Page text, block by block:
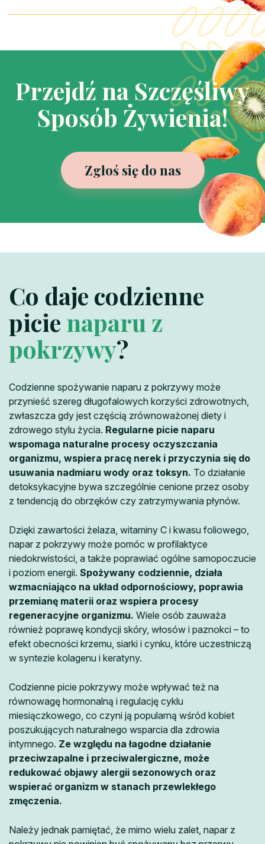
Przejdź na Szczęśliwy
Sposób Żywienia!
Zgłoś się do nas
Co daje codzienne
picie naparu z
pokrzywy?
Codzienne spożywanie naparu z pokrzywy może
przynieść szereg długofalowych korzyści zdrowotnych,
zwłaszcza gdy jest częścią zrównoważonej diety i
zdrowego stylu życia. Regularne picie naparu
wspomaga naturalne procesy oczyszczania
organizmu, wspiera pracę nerek i przyczynia się do
usuwania nadmiaru wody oraz toksyn. To działanie
detoksykacyjne bywa szczególnie cenione przez osoby
z tendencją do obrzęków czy zatrzymywania płynów.
Dzięki zawartości żelaza, witaminy C i kwasu foliowego,
napar z pokrzywy może pomóc w profilaktyce
niedokrwistości, a także poprawiać ogólne samopoczucie
i poziom energii. Spożywany codziennie, działa
wzmacniająco na układ odpornościowy, poprawia
przemianę materii oraz wspiera procesy
regeneracyjne organizmu. Wiele osób zauważa
również poprawę kondycji skóry, włosów i paznokci – to
efekt obecności krzemu, siarki i cynku, które uczestniczą
w syntezie kolagenu i keratyny.
Codzienne picie pokrzywy może wpływać też na
równowagę hormonalną i regulację cyklu
miesiączkowego, co czyni ją popularną wśród kobiet
poszukujących naturalnego wsparcia dla zdrowia
intymnego. Ze względu na łagodne działanie
przeciwzapalne i przeciwalergiczne, może
redukować objawy alergii sezonowych oraz
wspierać organizm w stanach przewlekłego
zmęczenia.
Należy jednak pamiętać, że mimo wielu zalet, napar z